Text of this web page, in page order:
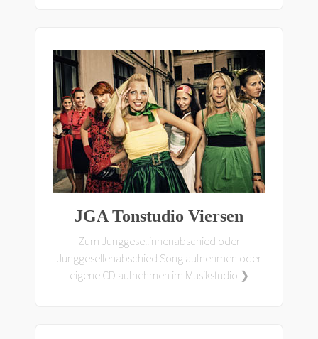
JGA Tonstudio Viersen
Zum Junggesellinnenabschied oder
Junggesellenabschied Song aufnehmen oder
eigene CD aufnehmen im Musikstudio ❯